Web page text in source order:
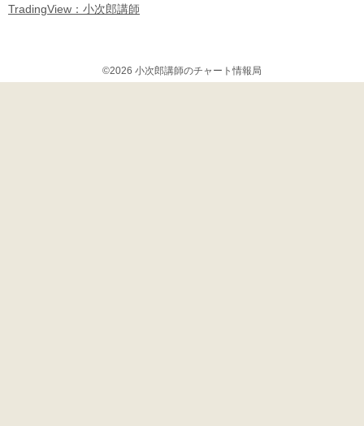
TradingView：小次郎講師
©2026 小次郎講師のチャート情報局